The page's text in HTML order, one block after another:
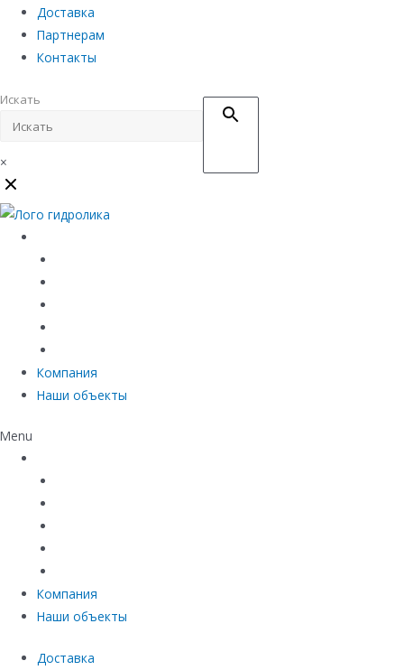
Доставка
Партнерам
Контакты
Искать
×
Компания
Наши объекты
Menu
Компания
Наши объекты
Доставка